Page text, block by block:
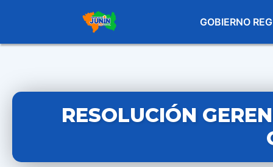
GOBIERNO
RESOLUCIÓN